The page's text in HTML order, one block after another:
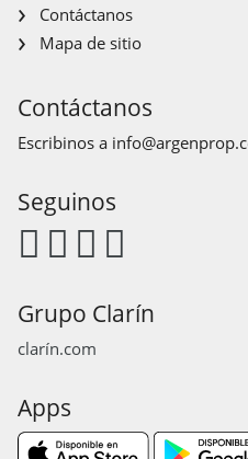
Contáctanos
Mapa de sitio
Contáctanos
Escribinos a
Seguinos
Grupo Clarín
clarín.com
Apps